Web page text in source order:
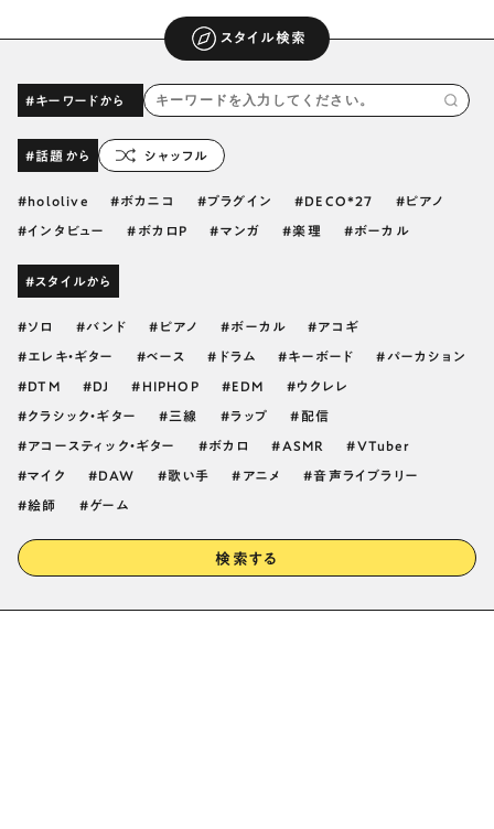
スタイル検索
#キーワードから
#話題から シャッフル
hololive ボカニコ プラグイン DECO*27 ピアノ
インタビュー ボカロP マンガ 楽理 ボーカル
#スタイルから
ソロ バンド ピアノ ボーカル アコギ
エレキ・ギター ベース ドラム キーボード パーカション
DTM DJ HIPHOP EDM ウクレレ
クラシック・ギター 三線 ラップ 配信
アコースティック・ギター ボカロ ASMR VTuber
マイク DAW 歌い手 アニメ 音声ライブラリー
絵師 ゲーム
検索する